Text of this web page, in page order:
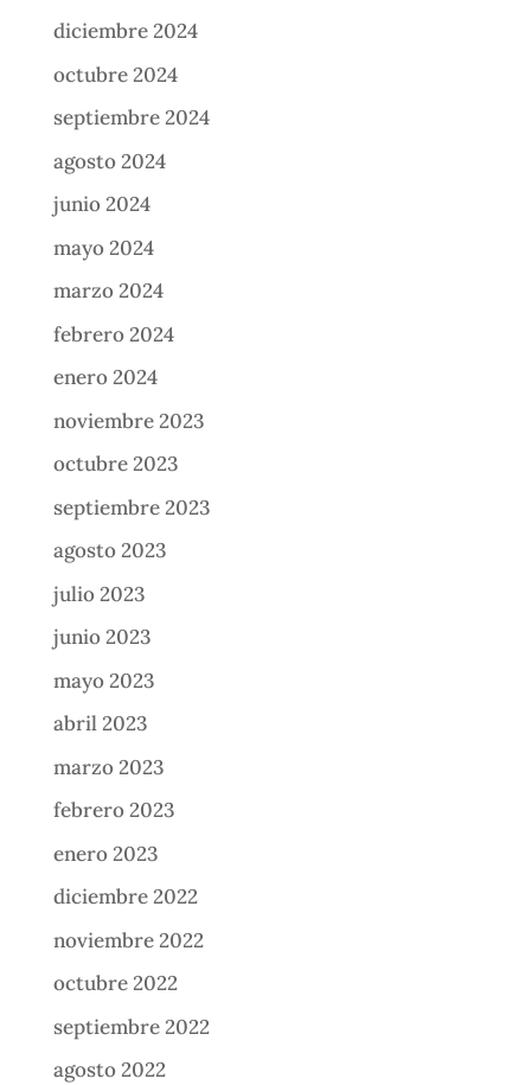
diciembre 2024
octubre 2024
septiembre 2024
agosto 2024
junio 2024
mayo 2024
marzo 2024
febrero 2024
enero 2024
noviembre 2023
octubre 2023
septiembre 2023
agosto 2023
julio 2023
junio 2023
mayo 2023
abril 2023
marzo 2023
febrero 2023
enero 2023
diciembre 2022
noviembre 2022
octubre 2022
septiembre 2022
agosto 2022